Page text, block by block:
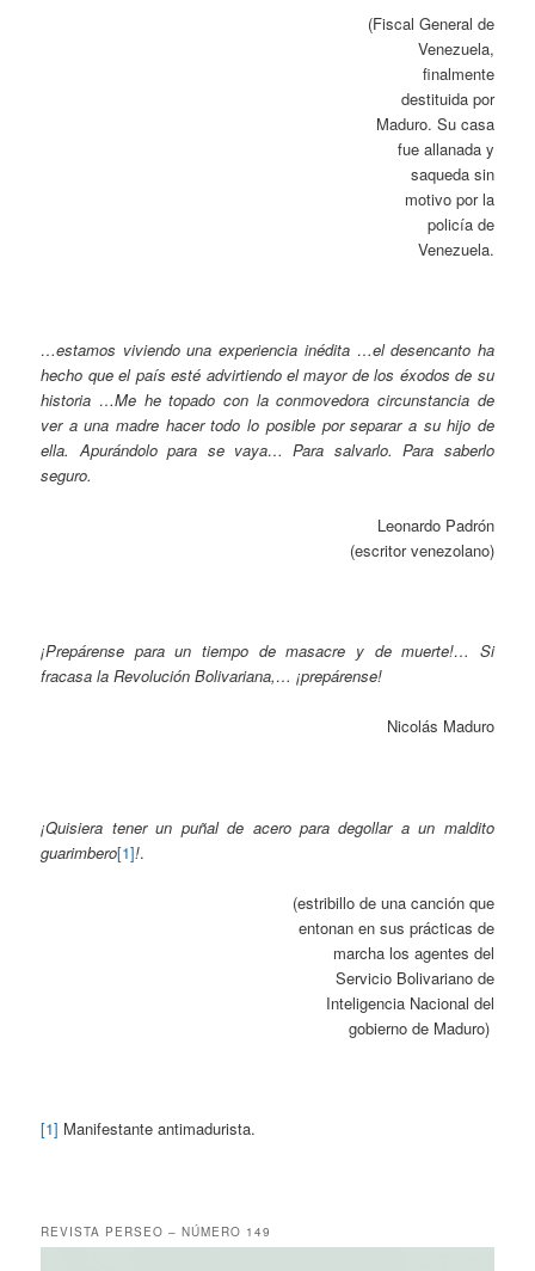
(Fiscal General de
Venezuela,
finalmente
destituida por
Maduro. Su casa
fue allanada y
saqueda sin
motivo por la
policía de
Venezuela.
…estamos viviendo una experiencia inédita …el desencanto ha
hecho que el país esté advirtiendo el mayor de los éxodos de su
historia …Me he topado con la conmovedora circunstancia de
ver a una madre hacer todo lo posible por separar a su hijo de
ella. Apurándolo para se vaya… Para salvarlo. Para saberlo
seguro.
Leonardo Padrón
(escritor venezolano)
¡Prepárense para un tiempo de masacre y de muerte!… Si
fracasa la Revolución Bolivariana,… ¡prepárense!
Nicolás Maduro
¡Quisiera tener un puñal de acero para degollar a un maldito
guarimbero[1]!.
(estribillo de una canción que
entonan en sus prácticas de
marcha los agentes del
Servicio Bolivariano de
Inteligencia Nacional del
gobierno de Maduro)
[1] Manifestante antimadurista.
REVISTA PERSEO – NÚMERO 149